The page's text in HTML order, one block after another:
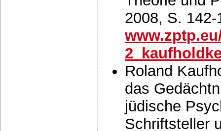
2008, S. 142-
Roland
das
jüdische
Schriftsteller